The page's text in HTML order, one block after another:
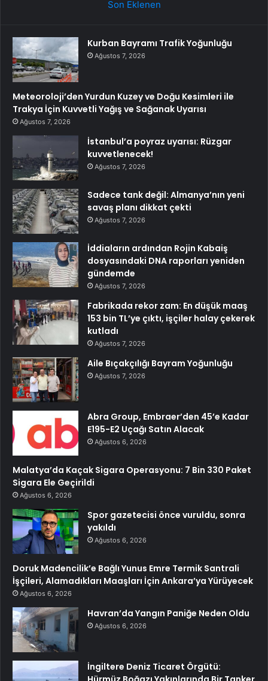
Son Eklenen
Kurban Bayramı Trafik Yoğunluğu
Ağustos 7, 2026
Meteoroloji’den Yurdun Kuzey ve Doğu Kesimleri ile
Trakya İçin Kuvvetli Yağış ve Sağanak Uyarısı
Ağustos 7, 2026
İstanbul’a poyraz uyarısı: Rüzgar
kuvvetlenecek!
Ağustos 7, 2026
Sadece tank değil: Almanya’nın yeni
savaş planı dikkat çekti
Ağustos 7, 2026
İddiaların ardından Rojin Kabaiş
dosyasındaki DNA raporları yeniden
gündemde
Ağustos 7, 2026
Fabrikada rekor zam: En düşük maaş
153 bin TL’ye çıktı, işçiler halay çekerek
kutladı
Ağustos 7, 2026
Aile Bıçakçılığı Bayram Yoğunluğu
Ağustos 7, 2026
Abra Group, Embraer’den 45’e Kadar
E195-E2 Uçağı Satın Alacak
Ağustos 6, 2026
Malatya’da Kaçak Sigara Operasyonu: 7 Bin 330 Paket
Sigara Ele Geçirildi
Ağustos 6, 2026
Spor gazetecisi önce vuruldu, sonra
yakıldı
Ağustos 6, 2026
Doruk Madencilik’e Bağlı Yunus Emre Termik Santrali
İşçileri, Alamadıkları Maaşları İçin Ankara’ya Yürüyecek
Ağustos 6, 2026
Havran’da Yangın Paniğe Neden Oldu
Ağustos 6, 2026
İngiltere Deniz Ticaret Örgütü: